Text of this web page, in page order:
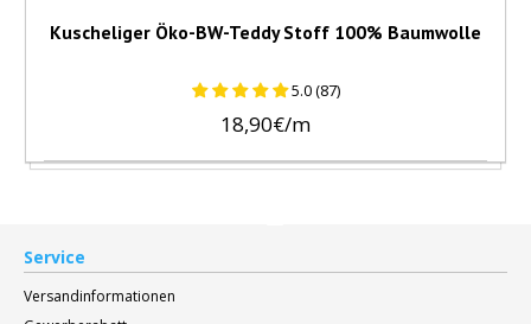
Kuscheliger Öko-BW-Teddy Stoff 100% Baumwolle
5.0 (87)
18,90€/m
Service
Versandinformationen